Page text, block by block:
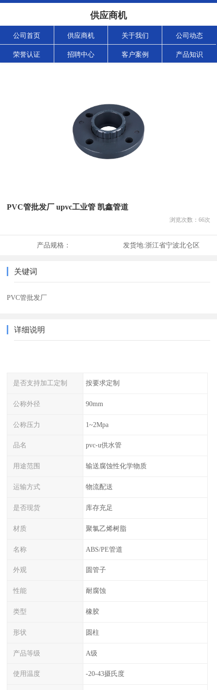
供应商机
公司首页 供应商机 关于我们 公司动态
荣誉认证 招聘中心 客户案例 产品知识
PVC管批发厂 upvc工业管 凯鑫管道
浏览次数： 66次
产品规格： 发货地:浙江省宁波北仑区
关键词
PVC管批发厂
详细说明
是否支持加工定制 按要求定制
公称外径 90mm
公称压力 1~2Mpa
品名 pvc-u供水管
用途范围 输送腐蚀性化学物质
运输方式 物流配送
是否现货 库存充足
材质 聚氯乙烯树脂
名称 ABS/PE管道
外观 圆管子
性能 耐腐蚀
类型 橡胶
形状 圆柱
产品等级 A级
使用温度 -20-43摄氏度